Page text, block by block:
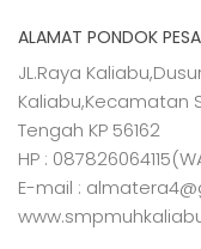
ALAMAT PONDOK
JL.Raya
Kaliabu,Kecamatan
Tengah KP 56162
HP :
E-mail :